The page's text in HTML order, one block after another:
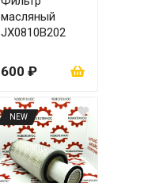
масляный
JX0810В202
600 ₽
NEW